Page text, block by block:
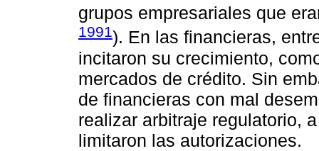
grupos empresariales que
1991). En las financieras,
incitaron su crecimiento,
mercados de crédito. Sin
de financieras con mal
realizar arbitraje regulatorio,
limitaron las autorizaciones.